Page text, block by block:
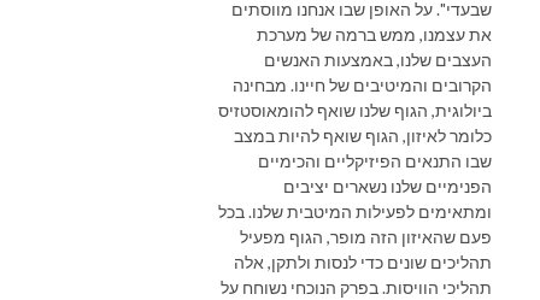
שבעדי". על האופן שבו אנחנו מווסתים
את עצמנו, ממש ברמה של מערכת
העצבים שלנו, באמצעות האנשים
הקרובים והמיטיבים של חיינו. מבחינה
ביולוגית, הגוף שלנו שואף להומאוסטזיס
כלומר לאיזון, הגוף שואף להיות במצב
שבו התנאים הפיזיקליים והכימיים
הפנימיים שלנו נשארים יציבים
ומתאימים לפעילות המיטבית שלנו. בכל
פעם שהאיזון הזה מופר, הגוף מפעיל
תהליכים שונים כדי לנסות ולתקן, אלה
תהליכי הוויסות. בפרק הנוכחי נשוחח על